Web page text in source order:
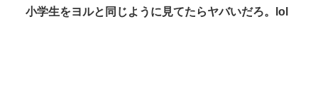
小学生をヨルと同じように見てたらヤバいだろ。lol